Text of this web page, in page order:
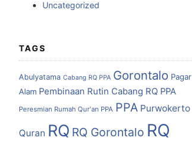
Uncategorized
TAGS
Abulyatama Cabang RQ PPA Gorontalo Pagar
Alam Pembinaan Rutin Cabang RQ PPA
Peresmian Rumah Qur'an PPA PPA Purwokerto
Quran RQ RQ Gorontalo RQ